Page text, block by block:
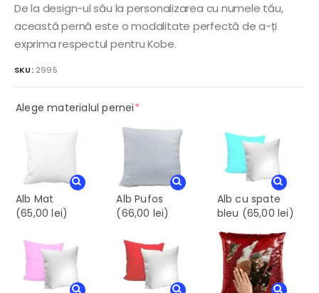
De la design-ul său la personalizarea cu numele tău,
această pernă este o modalitate perfectă de a-ți
exprima respectul pentru Kobe.
SKU: 2995
Alege materialul pernei*(required)
Alb Mat
(65,00 lei)
Alb Pufos
(66,00 lei)
Alb cu spate
bleu (65,00 lei)